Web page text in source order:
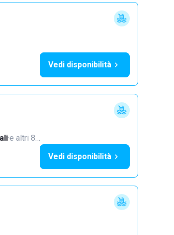
Vedi disponibilità
·e altri 8…
Vedi disponibilità